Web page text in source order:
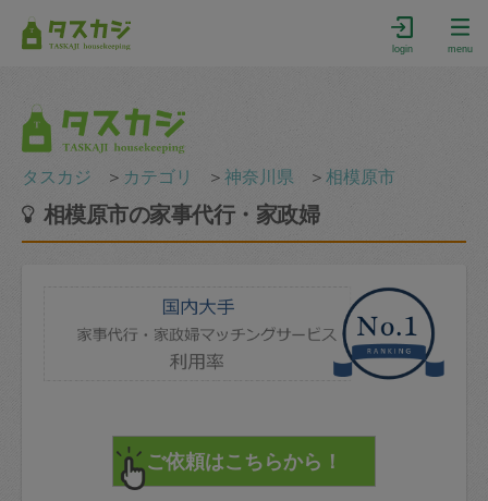
login menu
タスカジ ＞ カテゴリ ＞神奈川県 ＞相模原市
相模原市の家事代行・家政婦